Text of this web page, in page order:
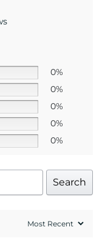
0%
0%
0%
0%
0%
Search